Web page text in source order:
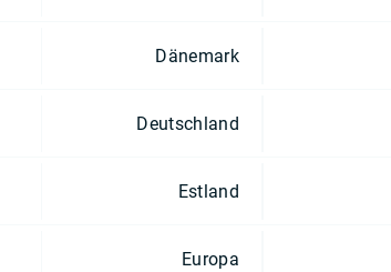
Dänemark
Deutschland
Estland
Europa